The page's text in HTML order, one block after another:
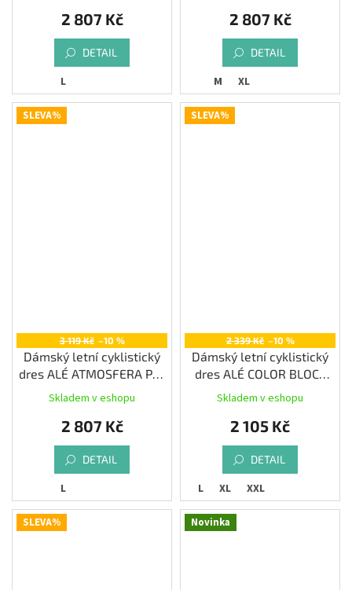
2 807 Kč
DETAIL
L
2 807 Kč
DETAIL
M XL
SLEVA%
3 119 Kč –10 %
Dámský letní cyklistický
dres ALÉ ATMOSFERA PR-
E, water green
Skladem v eshopu
2 807 Kč
DETAIL
L
SLEVA%
2 339 Kč –10 %
Dámský letní cyklistický
dres ALÉ COLOR BLOCK
PRAGMA, black
Skladem v eshopu
2 105 Kč
DETAIL
L XL XXL
SLEVA% Novinka